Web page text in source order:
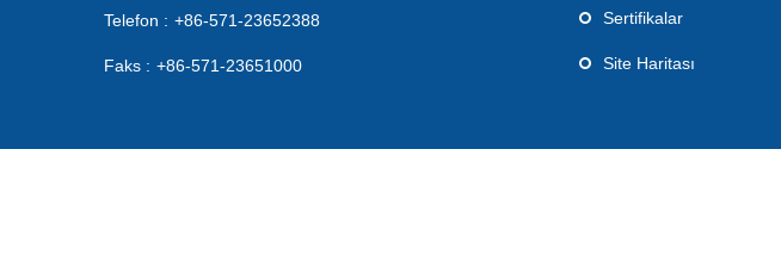
Telefon : +86-571-23652388
Faks : +86-571-23651000
Sertifikalar
Site Haritası